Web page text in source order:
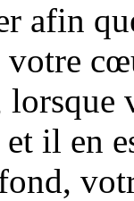
afin
il en